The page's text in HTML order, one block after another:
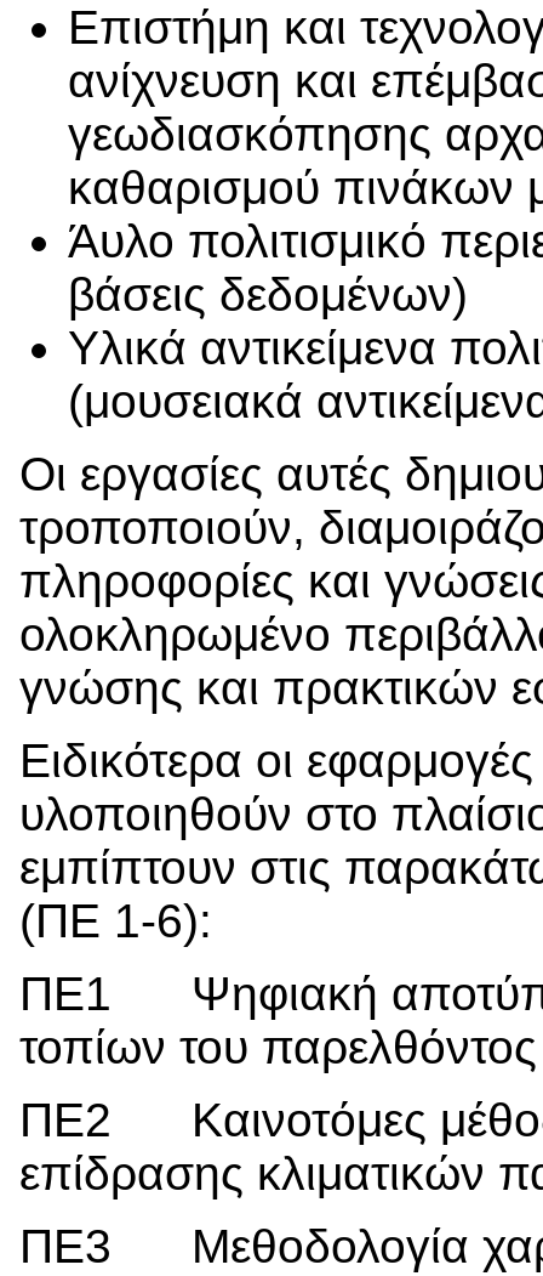
Επιστήμη και
ανίχνευση και
γεωδιασκόπησης
καθαρισμού πινάκων
Άυλο πολιτισμικό
βάσεις δεδομένων)
Υλικά αντικείμενα
(μουσειακά
Οι εργασίες αυτές
τροποποιούν,
πληροφορίες και
ολοκληρωμένο
γνώσης και πρακτικών
Ειδικότερα οι
υλοποιηθούν στο
εμπίπτουν στις
(ΠΕ 1-6):
ΠΕ1 Ψηφιακή
τοπίων του παρελθόντος
ΠΕ2 Καινοτόμες
επίδρασης κλιματικών
ΠΕ3 Μεθοδολογία